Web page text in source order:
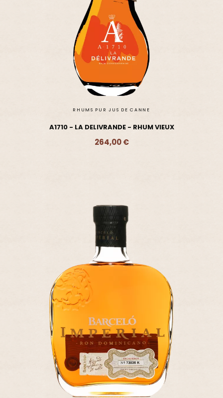
RHUMS PUR JUS DE CANNE
A1710 - LA DELIVRANDE - RHUM VIEUX
264,00 €
Ajouter - 264,00 €